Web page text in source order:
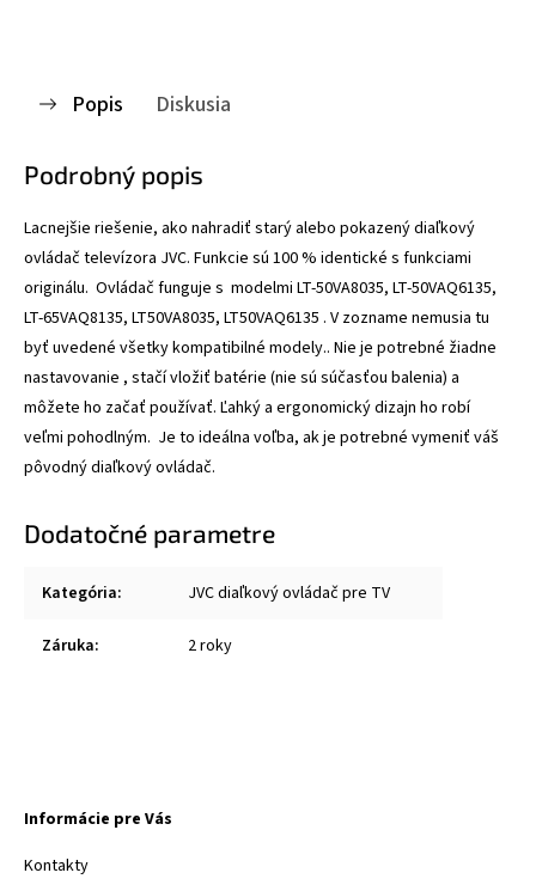
Popis Diskusia
Podrobný popis
Lacnejšie riešenie, ako nahradiť starý alebo pokazený diaľkový
ovládač televízora JVC. Funkcie sú 100 % identické s funkciami
originálu. Ovládač funguje s modelmi LT-50VA8035, LT-50VAQ6135,
LT-65VAQ8135, LT50VA8035, LT50VAQ6135 . V zozname nemusia tu
byť uvedené všetky kompatibilné modely.. Nie je potrebné žiadne
nastavovanie , stačí vložiť batérie (nie sú súčasťou balenia) a
môžete ho začať používať. Ľahký a ergonomický dizajn ho robí
veľmi pohodlným. Je to ideálna voľba, ak je potrebné vymeniť váš
pôvodný diaľkový ovládač.
Dodatočné parametre
Kategória: JVC diaľkový ovládač pre TV
Záruka: 2 roky
Informácie pre Vás
Kontakty